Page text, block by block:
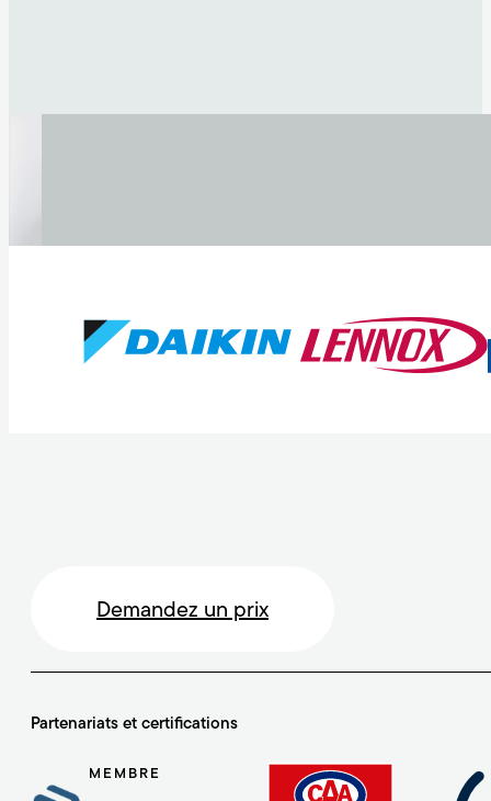
Demandez un prix
Partenariats et certifications
MEMBRE